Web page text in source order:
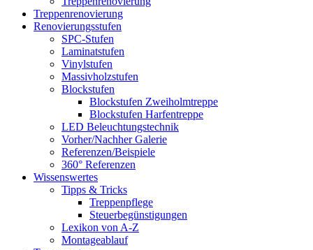
Treppenrenovierung
Renovierungsstufen
SPC-Stufen
Laminatstufen
Vinylstufen
Massivholzstufen
Blockstufen
Blockstufen Zweiholmtreppe
Blockstufen Harfentreppe
LED Beleuchtungstechnik
Vorher/Nachher Galerie
Referenzen/Beispiele
360° Referenzen
Wissenswertes
Tipps & Tricks
Treppenpflege
Steuerbegünstigungen
Lexikon von A-Z
Montageablauf